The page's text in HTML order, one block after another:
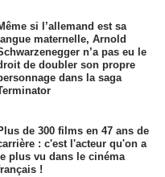
si l’allemand est sa
langue maternelle, Arnold
n’a pas eu le
de doubler son propre
dans la saga
de 300 films en 47 ans de
: c'est l'acteur qu'on a
le plus vu dans le cinéma
!